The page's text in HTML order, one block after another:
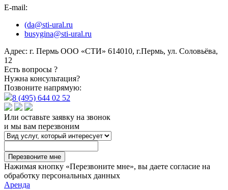
E-mail:
(da@sti-ural.ru
busygina@sti-ural.ru
Адрес: г. Пермь ООО «СТИ» 614010, г.Пермь, ул. Соловьёва,
12
Есть вопросы ?
Нужна консультация?
Позвоните напрямую:
8 (495) 644 02 52
Или оставьте заявку на звонок
и мы вам перезвоним
Перезвоните мне
Нажимая кнопку «Перезвоните мне», вы даете согласие на
обработку персональных данных
Аренда